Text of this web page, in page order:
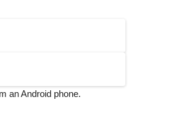
an Android phone.